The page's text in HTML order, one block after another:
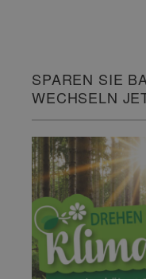
SPAREN SIE
WECHSELN